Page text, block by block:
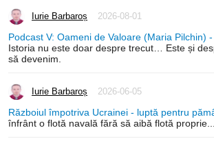
Iurie Barbaroș 2026-08-01
Podcast V: Oameni de Valoare (Maria Pilchin)
Istoria nu este doar despre trecut… Este și
să devenim.
Iurie Barbaroș 2026-06-05
Războiul împotriva Ucrainei - luptă pentru
înfrânt o flotă navală fără să aibă flotă